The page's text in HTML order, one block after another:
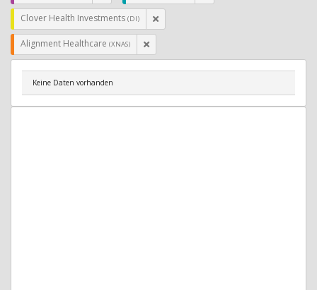
Clover Health Investments (DI)
Alignment Healthcare (XNAS)
Keine Daten vorhanden